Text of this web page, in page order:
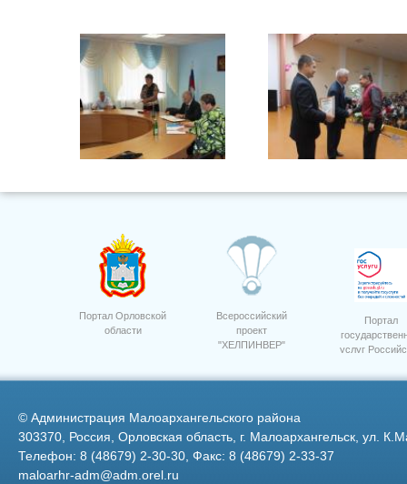
10 лет Россельхозбанк.
Портал Орловской
области
Всероссийский
проект
"ХЕЛПИНВЕР"
Портал
услуг
© Администрация Малоархангельского района
303370, Россия, Орловская область, г. Малоархангельск, ул.
Телефон: 8 (48679) 2-30-30, Факс: 8 (48679) 2-33-37
maloarhr-adm@adm.orel.ru